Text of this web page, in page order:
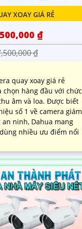
XOAY GIÁ RẺ
₫
₫
quay xoay giá rẻ
chọn hàng đầu với chức
âm và loa. Được biết
số 1 về camera giám
an ninh, Dahua mang
nhiều ưu điểm nổi